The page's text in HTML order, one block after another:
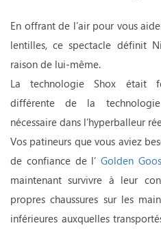
En offrant de l’air pour vous
lentilles, ce spectacle définit
raison de lui-même.
La technologie Shox était
différente de la
nécessaire dans l’hyperballeur
Vos patineurs que vous aviez
de confiance de l’Golden
maintenant survivre à leur
propres chaussures sur les
inférieures auxquelles